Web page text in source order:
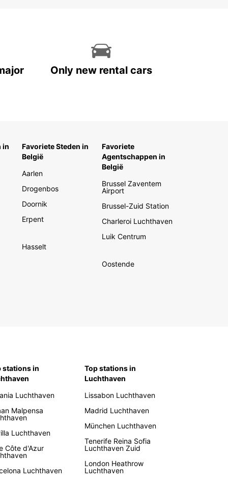
Only new rental cars
in
Favoriete Steden in
België
Aarlen
Drogenbos
Doornik
Erpent
Hasselt
Favoriete
Agentschappen in
België
Brussel Zaventem
Airport
Brussel-Zuid Station
Charleroi Luchthaven
Luik Centrum
Oostende
stations in
Luchthaven
Malpensa
Luchthaven
Côte d'Azur
Luchthaven
Top stations in
Luchthaven
Lissabon Luchthaven
Madrid Luchthaven
München Luchthaven
Tenerife Reina Sofia
Luchthaven Zuid
London Heathrow
Luchthaven